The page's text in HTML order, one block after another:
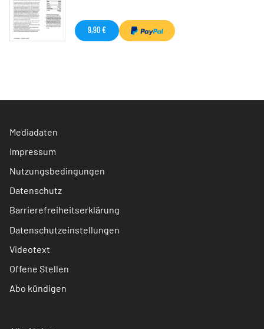
9,90 €
Mediadaten
Impressum
Nutzungsbedingungen
Datenschutz
Barrierefreiheitserklärung
Datenschutzeinstellungen
Videotext
Offene Stellen
Abo kündigen